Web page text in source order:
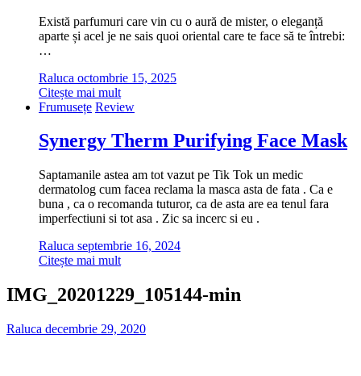
Există parfumuri care vin cu o aură de mister, o eleganță
aparte și acel je ne sais quoi oriental care te face să te întrebi:
…
Raluca octombrie 15, 2025
Citește mai mult
Frumusețe Review
Synergy Therm Purifying Face Mask
Saptamanile astea am tot vazut pe Tik Tok un medic
dermatolog cum facea reclama la masca asta de fata . Ca e
buna , ca o recomanda tuturor, ca de asta are ea tenul fara
imperfectiuni si tot asa . Zic sa incerc si eu .
Raluca septembrie 16, 2024
Citește mai mult
IMG_20201229_105144-min
Raluca decembrie 29, 2020